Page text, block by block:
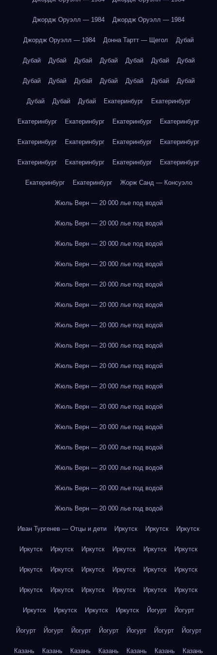
Джордж Оруэлл — 1984 Джордж Оруэлл — 1984
Джордж Оруэлл — 1984 Донна Тартт — Щегол Дубай
Дубай Дубай Дубай Дубай Дубай Дубай Дубай
Дубай Дубай Дубай Дубай Дубай Дубай Дубай
Дубай Дубай Дубай Екатеринбург Екатеринбург
Екатеринбург Екатеринбург Екатеринбург Екатеринбург
Екатеринбург Екатеринбург Екатеринбург Екатеринбург
Екатеринбург Екатеринбург Екатеринбург Екатеринбург
Екатеринбург Екатеринбург Жорж Санд — Консуэло
Жюль Верн — 20 000 лье под водой
Жюль Верн — 20 000 лье под водой
Жюль Верн — 20 000 лье под водой
Жюль Верн — 20 000 лье под водой
Жюль Верн — 20 000 лье под водой
Жюль Верн — 20 000 лье под водой
Жюль Верн — 20 000 лье под водой
Жюль Верн — 20 000 лье под водой
Жюль Верн — 20 000 лье под водой
Жюль Верн — 20 000 лье под водой
Жюль Верн — 20 000 лье под водой
Жюль Верн — 20 000 лье под водой
Жюль Верн — 20 000 лье под водой
Жюль Верн — 20 000 лье под водой
Жюль Верн — 20 000 лье под водой
Жюль Верн — 20 000 лье под водой
Иван Тургенев — Отцы и дети Иркутск Иркутск Иркутск
Иркутск Иркутск Иркутск Иркутск Иркутск Иркутск
Иркутск Иркутск Иркутск Иркутск Иркутск Иркутск
Иркутск Иркутск Иркутск Иркутск Иркутск Иркутск
Иркутск Иркутск Иркутск Иркутск Йогурт Йогурт
Йогурт Йогурт Йогурт Йогурт Йогурт Йогурт Йогурт
Казань Казань Казань Казань Казань Казань Казань